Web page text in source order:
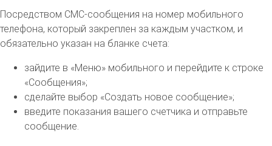
Посредством СМС-сообщения на номер мобильного
телефона, который закреплен за каждым участком, и
обязательно указан на бланке счета:
зайдите в «Меню» мобильного и перейдите к строке
«Сообщения»;
сделайте выбор «Создать новое сообщение»;
введите показания вашего счетчика и отправьте
сообщение.